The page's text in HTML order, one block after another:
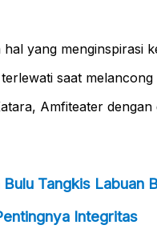
yang
saat
Amfiteater
Tangkis Labuan
Integritas